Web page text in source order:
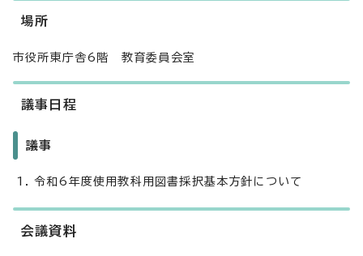
場所
市役所東庁舎6階 教育委員会室
議事日程
議事
令和6年度使用教科用図書採択基本方針について
会議資料